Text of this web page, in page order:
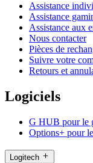
Assistance
Assistance
Assistance aux
Nous contacter
Pièces de
Suivre votre
Retours et
Logiciels
G HUB pour le
Options+ pour
Logitech